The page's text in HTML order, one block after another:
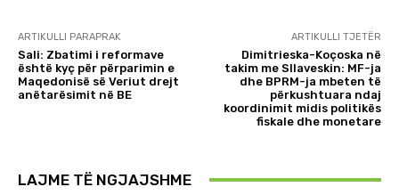
ARTIKULLI PARAPRAK
Sali: Zbatimi i reformave
është kyç për përparimin e
Maqedonisë së Veriut drejt
anëtarësimit në BE
ARTIKULLI TJETËR
Dimitrieska-Koçoska në
takim me Sllaveskin: MF-ja
dhe BPRM-ja mbeten të
përkushtuara ndaj
koordinimit midis politikës
fiskale dhe monetare
LAJME TË NGJAJSHME